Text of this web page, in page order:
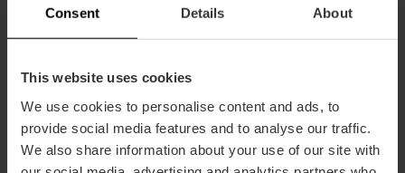
Consent Details About
This website uses cookies
We use cookies to personalise content and ads, to
provide social media features and to analyse our traffic.
We also share information about your use of our site with